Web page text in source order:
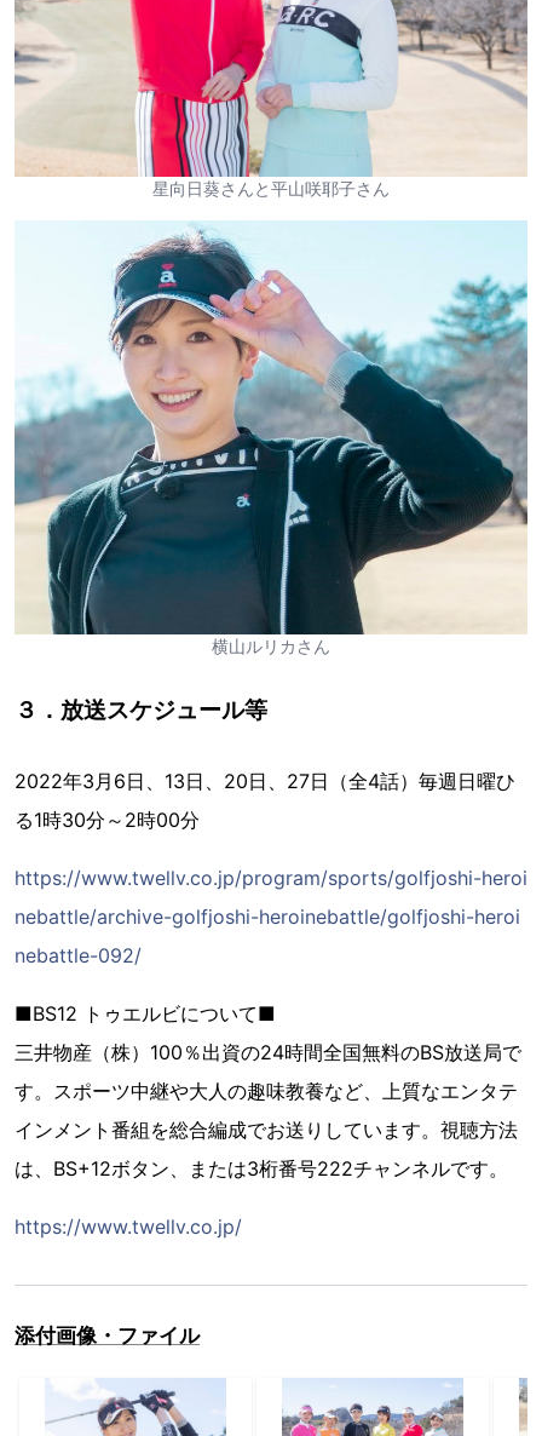
星向日葵さんと平山咲耶子さん
横山ルリカさん
３．放送スケジュール等
2022年3月6日、13日、20日、27日（全4話）毎週日曜ひ
る1時30分～2時00分
https://www.twellv.co.jp/program/sports/golfjoshi-heroi
nebattle/archive-golfjoshi-heroinebattle/golfjoshi-heroi
nebattle-092/
■BS12 トゥエルビについて■
三井物産（株）100％出資の24時間全国無料のBS放送局で
す。スポーツ中継や大人の趣味教養など、上質なエンタテ
インメント番組を総合編成でお送りしています。視聴方法
は、BS+12ボタン、または3桁番号222チャンネルです。
https://www.twellv.co.jp/
添付画像・ファイル